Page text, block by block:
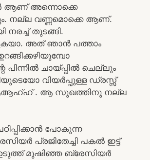
ആണ് അന്നൊക്കെ
നല്ല വണ്ണമൊക്കെ ആണ്.
നരച്ച് തുടങ്ങി.
അത് ഞാൻ പത്താം
പിന്നിൽ ചായ്പ്പിൽ ചെല്ലും
വിയർപ്പുള്ള ഡ്രസ്സ്
ആആഹ്ഹ് . ആ സുഖത്തിനു നല്ല
പോകുന്ന
പ്രജിതേച്ചി പകൽ ഇട്ട്
ഉടുത്ത് മുഷിഞ്ഞ ബ്രേസിയർ